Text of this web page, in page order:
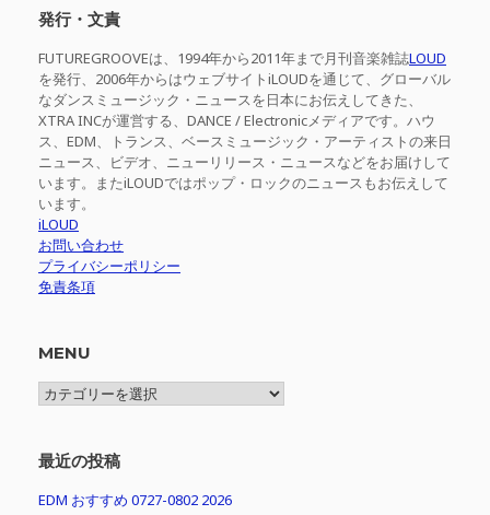
発行・文責
FUTUREGROOVEは、1994年から2011年まで月刊音楽雑誌LOUD
を発行、2006年からはウェブサイトiLOUDを通じて、グローバル
なダンスミュージック・ニュースを日本にお伝えしてきた、
XTRA INCが運営する、DANCE / Electronicメディアです。ハウ
ス、EDM、トランス、ベースミュージック・アーティストの来日
ニュース、ビデオ、ニューリリース・ニュースなどをお届けして
います。またiLOUDではポップ・ロックのニュースもお伝えして
います。
iLOUD
お問い合わせ
プライバシーポリシー
免責条項
MENU
MENU
最近の投稿
EDM おすすめ 0727-0802 2026